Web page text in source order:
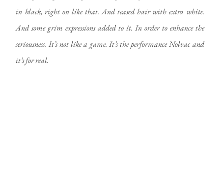
in black, right on like that. And teased hair with extra white.
And some grim expressions added to it. In order to enhance the
seriousness. It’s not like a game. It’s the performance Nolvac and
it’s for real.